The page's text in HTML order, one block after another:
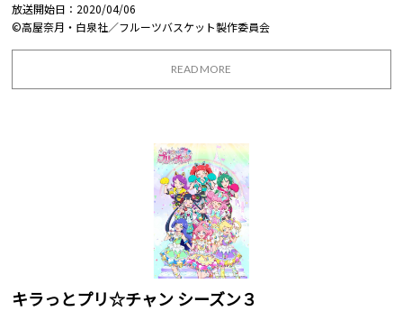
放送開始日：2020/04/06
©高屋奈月・白泉社／フルーツバスケット製作委員会
READ MORE
キラっとプリ☆チャン シーズン３